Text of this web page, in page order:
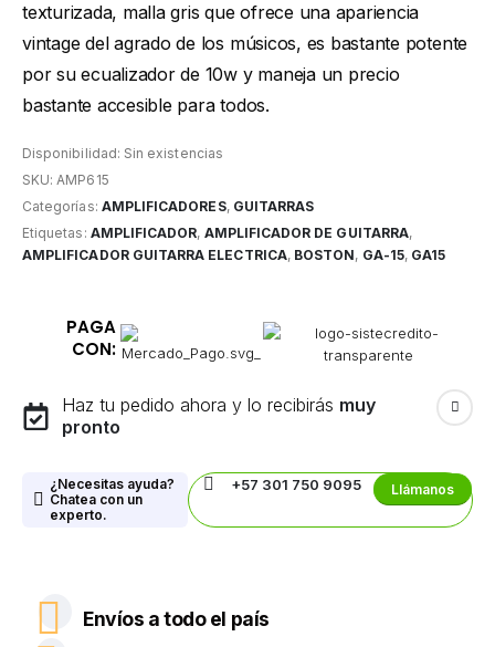
texturizada, malla gris que ofrece una apariencia
vintage del agrado de los músicos, es bastante potente
por su ecualizador de 10w y maneja un precio
bastante accesible para todos.
Disponibilidad: Sin existencias
SKU:AMP615
Categorías: AMPLIFICADORES, GUITARRAS
Etiquetas: AMPLIFICADOR, AMPLIFICADOR DE GUITARRA,
AMPLIFICADOR GUITARRA ELECTRICA, BOSTON, GA-15, GA15
PAGA
CON:
Haz tu pedido ahora y lo recibirás muy
pronto
¿Necesitas ayuda?
Chatea con un
experto.
+57 301 750 9095 Llámanos
Envíos a todo el país